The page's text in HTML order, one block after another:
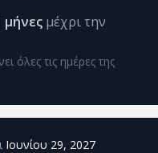
μήνες μέχρι την
όλες τις ημέρες της
Ιουνίου 29, 2027